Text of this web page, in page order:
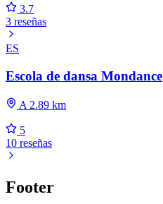
3.7
3 reseñas
ES
Escola de dansa Mondance
A 2.89 km
5
10 reseñas
Footer